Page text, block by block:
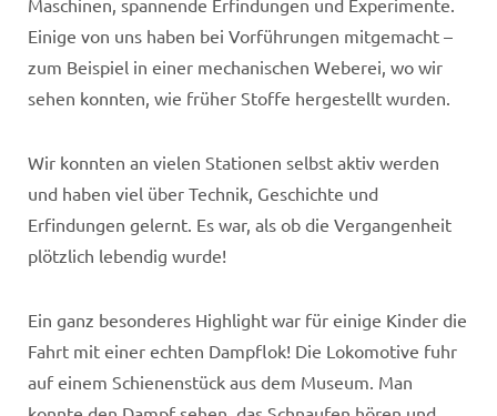
Maschinen, spannende Erfindungen und Experimente.
Einige von uns haben bei Vorführungen mitgemacht –
zum Beispiel in einer mechanischen Weberei, wo wir
sehen konnten, wie früher Stoffe hergestellt wurden.
Wir konnten an vielen Stationen selbst aktiv werden
und haben viel über Technik, Geschichte und
Erfindungen gelernt. Es war, als ob die Vergangenheit
plötzlich lebendig wurde!
Ein ganz besonderes Highlight war für einige Kinder die
Fahrt mit einer echten Dampflok! Die Lokomotive fuhr
auf einem Schienenstück aus dem Museum. Man